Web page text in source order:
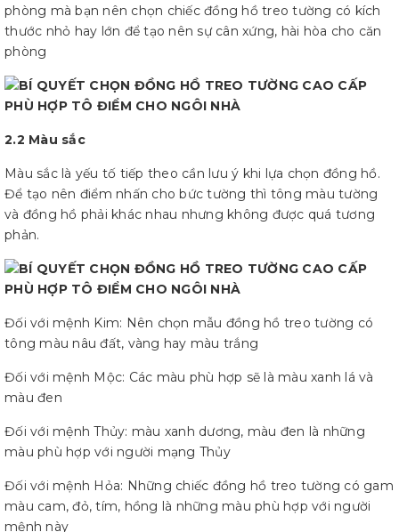
phòng mà bạn nên chọn chiếc đồng hồ treo tường có kích
thước nhỏ hay lớn để tạo nên sự cân xứng, hài hòa cho căn
phòng
2.2 Màu sắc
Màu sắc là yếu tố tiếp theo cần lưu ý khi lựa chọn đồng hồ.
Để tạo nên điểm nhấn cho bức tường thì tông màu tường
và đồng hồ phải khác nhau nhưng không được quá tương
phản.
Đối với mệnh Kim: Nên chọn mẫu đồng hồ treo tường có
tông màu nâu đất, vàng hay màu trắng
Đối với mệnh Mộc: Các màu phù hợp sẽ là màu xanh lá và
màu đen
Đối với mệnh Thủy: màu xanh dương, màu đen là những
màu phù hợp với người mạng Thủy
Đối với mệnh Hỏa: Những chiếc đồng hồ treo tường có gam
màu cam, đỏ, tím, hồng là những màu phù hợp với người
mệnh này